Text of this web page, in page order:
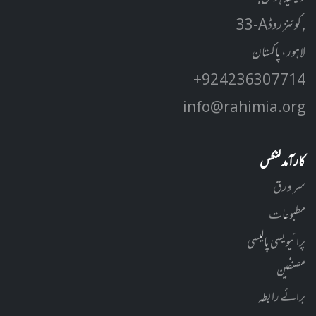
33-A کوئنز روڈ ,
لاہور، پاکستان
+92 42 3630 7714
info@rahimia.org
کارآمد لنکس
سر ورق
مطبوعات
پرائیویسی پالیسی
مصنفین
برائے رابطہ